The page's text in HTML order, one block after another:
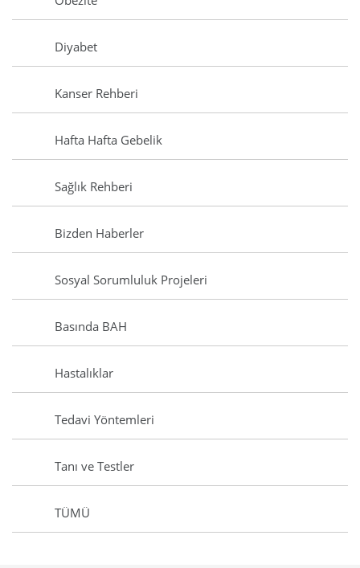
Diyabet
Kanser Rehberi
Hafta Hafta Gebelik
Sağlık Rehberi
Bizden Haberler
Sosyal Sorumluluk Projeleri
Basında BAH
Hastalıklar
Tedavi Yöntemleri
Tanı ve Testler
TÜMÜ